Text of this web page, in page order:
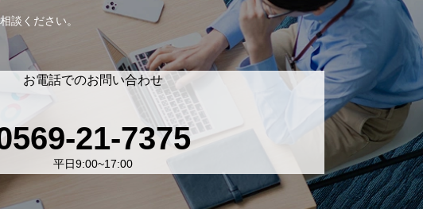
談ください。
お電話でのお問い合わせ
21-7375
平日9:00~17:00